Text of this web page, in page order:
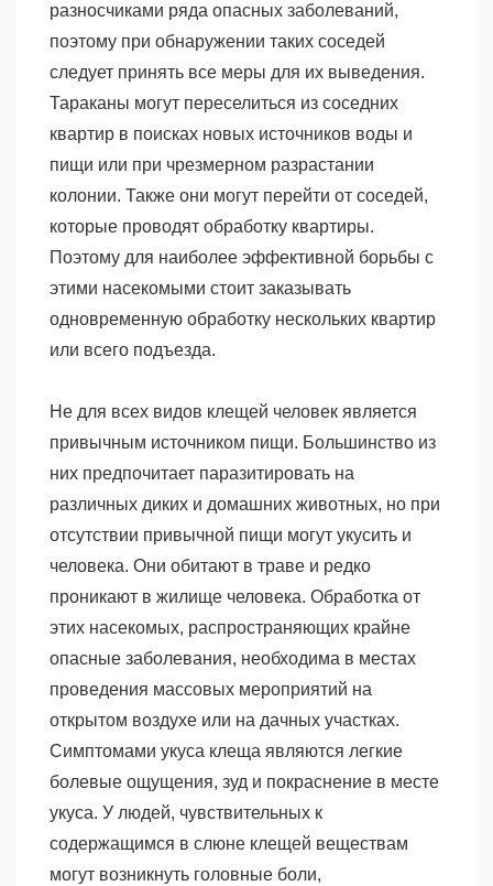
разносчиками ряда опасных заболеваний,
поэтому при обнаружении таких соседей
следует принять все меры для их выведения.
Тараканы могут переселиться из соседних
квартир в поисках новых источников воды и
пищи или при чрезмерном разрастании
колонии. Также они могут перейти от соседей,
которые проводят обработку квартиры.
Поэтому для наиболее эффективной борьбы с
этими насекомыми стоит заказывать
одновременную обработку нескольких квартир
или всего подъезда.
Не для всех видов клещей человек является
привычным источником пищи. Большинство из
них предпочитает паразитировать на
различных диких и домашних животных, но при
отсутствии привычной пищи могут укусить и
человека. Они обитают в траве и редко
проникают в жилище человека. Обработка от
этих насекомых, распространяющих крайне
опасные заболевания, необходима в местах
проведения массовых мероприятий на
открытом воздухе или на дачных участках.
Симптомами укуса клеща являются легкие
болевые ощущения, зуд и покраснение в месте
укуса. У людей, чувствительных к
содержащимся в слюне клещей веществам
могут возникнуть головные боли,